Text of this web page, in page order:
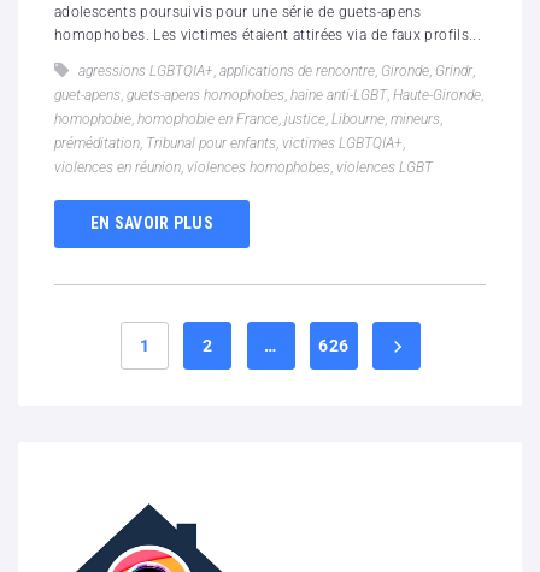
adolescents poursuivis pour une série de guets-apens
homophobes. Les victimes étaient attirées via de faux profils...
agressions LGBTQIA+, applications de rencontre, Gironde, Grindr,
guet-apens, guets-apens homophobes, haine anti-LGBT, Haute-Gironde,
homophobie, homophobie en France, justice, Libourne, mineurs,
préméditation, Tribunal pour enfants, victimes LGBTQIA+,
violences en réunion, violences homophobes, violences LGBT
EN SAVOIR PLUS
1 2 … 626